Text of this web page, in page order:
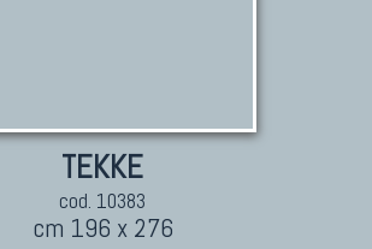
TEKKE
cod. 10383
cm 196 x 276